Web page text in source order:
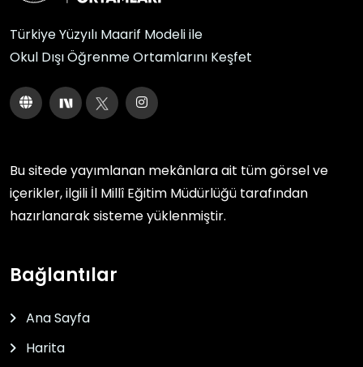
Türkiye Yüzyılı Maarif Modeli ile
Okul Dışı Öğrenme Ortamlarını Keşfet
Bu sitede yayımlanan mekânlara ait tüm görsel ve
içerikler, ilgili İl Millî Eğitim Müdürlüğü tarafından
hazırlanarak sisteme yüklenmiştir.
Bağlantılar
Ana Sayfa
Harita